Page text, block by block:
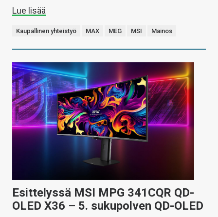
Lue lisää
Kaupallinen yhteistyö MAX MEG MSI Mainos
Esittelyssä MSI MPG 341CQR QD-
OLED X36 – 5. sukupolven QD-OLED